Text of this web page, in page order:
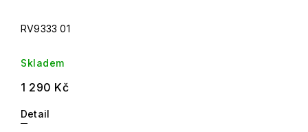
RV9333 01
Skladem
1 290 Kč
Detail